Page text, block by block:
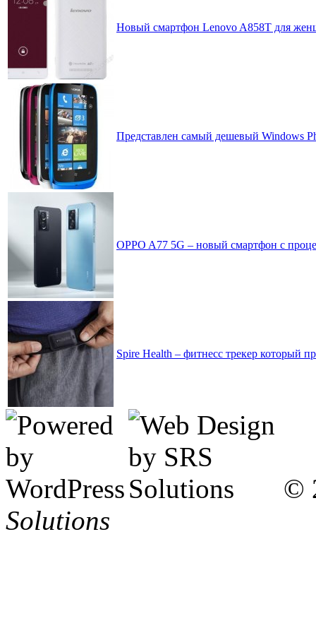
Новый смартфон Lenovo A858T для
Представлен самый дешевый Windows
OPPO A77 5G – новый смартфон с
Spire Health – фитнесс трекер который
©
Solutions